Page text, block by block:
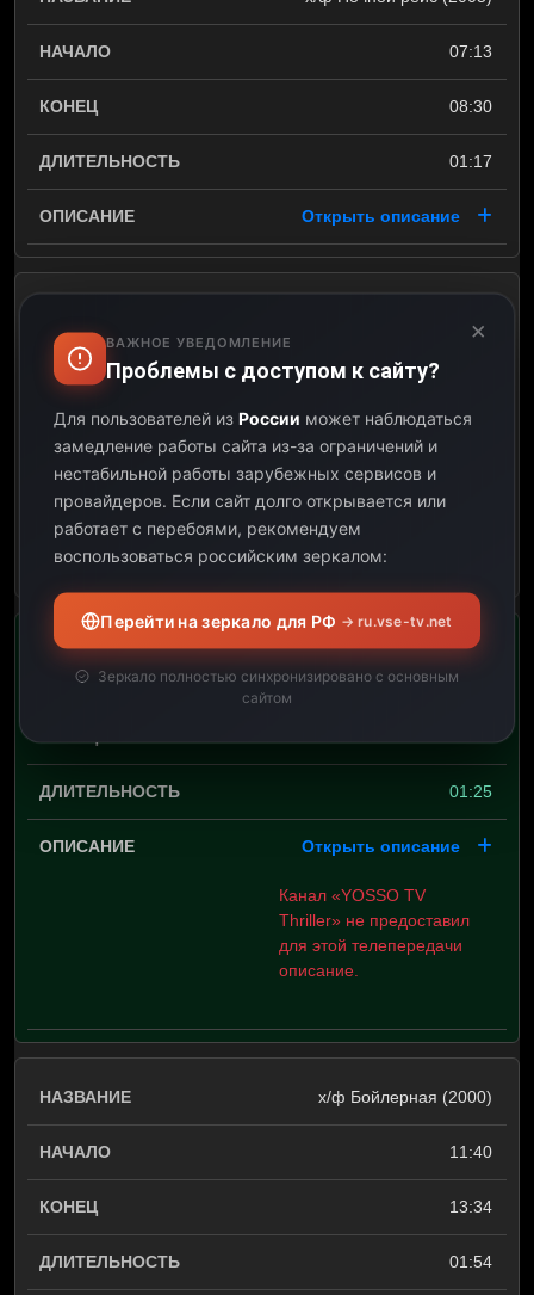
07:13
08:30
01:17
Открыть описание
(2010)
Открыть описание
10:15
01:25
Открыть описание
Канал «YOSSO TV
Thriller» не предоставил
для этой телепередачи
описание.
х/ф Бойлерная (2000)
11:40
13:34
01:54
×
ВАЖНОЕ УВЕДОМЛЕНИЕ
Проблемы с доступом к сайту?
Для пользователей из России может наблюдаться
замедление работы сайта из-за ограничений и
нестабильной работы зарубежных сервисов и
провайдеров. Если сайт долго открывается или
работает с перебоями, рекомендуем
воспользоваться российским зеркалом:
Перейти на зеркало для РФ → ru.vse-tv.net
Зеркало полностью синхронизировано с основным
сайтом